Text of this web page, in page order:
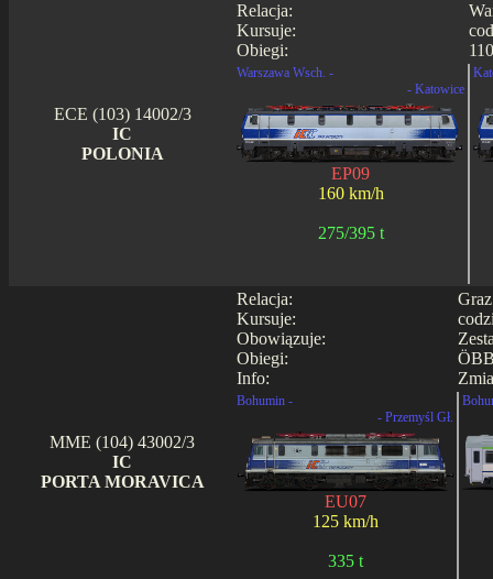
Relacja:
Kursuje:
Obiegi:
ECE (103) 14002/3
IC
POLONIA
Warszawa Wsch. -
- Katowice
EP09
160 km/h
275/395 t
Relacja:
Kursuje:
Obowiązuje:
Obiegi:
Info:
MME (104) 43002/3
IC
PORTA MORAVICA
Bohumin -
- Przemyśl Gł.
EU07
125 km/h
335 t